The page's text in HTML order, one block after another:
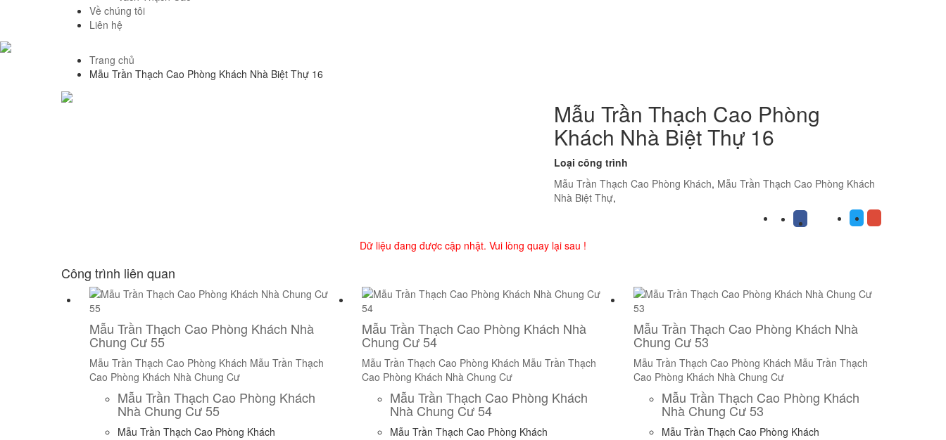
Về chúng tôi
Liên hệ
Trang chủ
Mẫu Trần Thạch Cao Phòng Khách Nhà Biệt Thự 16
Mẫu Trần Thạch Cao Phòng
Khách Nhà Biệt Thự 16
Loại công trình
Mẫu Trần Thạch Cao Phòng Khách, Mẫu Trần Thạch Cao Phòng Khách
Nhà Biệt Thự,
Dữ liệu đang được cập nhật. Vui lòng quay lại sau !
Công trình liên quan
Mẫu Trần Thạch Cao Phòng Khách Nhà
Chung Cư 55
Mẫu Trần Thạch Cao Phòng Khách Mẫu Trần Thạch
Cao Phòng Khách Nhà Chung Cư
Mẫu Trần Thạch Cao Phòng Khách
Nhà Chung Cư 55
Mẫu Trần Thạch Cao Phòng Khách
Mẫu Trần Thạch Cao Phòng Khách Nhà
Chung Cư 54
Mẫu Trần Thạch Cao Phòng Khách Mẫu Trần Thạch
Cao Phòng Khách Nhà Chung Cư
Mẫu Trần Thạch Cao Phòng Khách
Nhà Chung Cư 54
Mẫu Trần Thạch Cao Phòng Khách
Mẫu Trần Thạch Cao Phòng Khách Nhà
Chung Cư 53
Mẫu Trần Thạch Cao Phòng Khách Mẫu Trần Thạch
Cao Phòng Khách Nhà Chung Cư
Mẫu Trần Thạch Cao Phòng Khách
Nhà Chung Cư 53
Mẫu Trần Thạch Cao Phòng Khách